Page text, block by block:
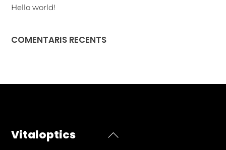
Hello world!
COMENTARIS RECENTS
Back
Vitaloptics